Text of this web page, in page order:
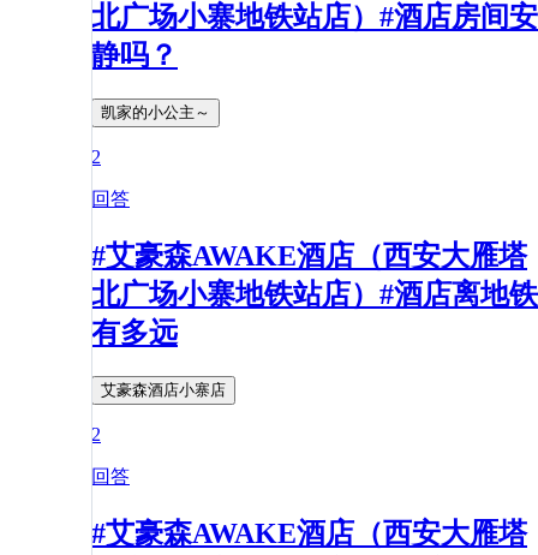
北广场小寨地铁站店）#酒店房间安
静吗？
凯家的小公主～
2
回答
#艾豪森AWAKE酒店（西安大雁塔
北广场小寨地铁站店）#酒店离地铁
有多远
艾豪森酒店小寨店
2
回答
#艾豪森AWAKE酒店（西安大雁塔